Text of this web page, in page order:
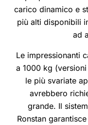
carico dinamico e
più alti disponibili
ad
Le impressionanti
a 1000 kg
le più svariate
avrebbero
grande. Il
Ronstan